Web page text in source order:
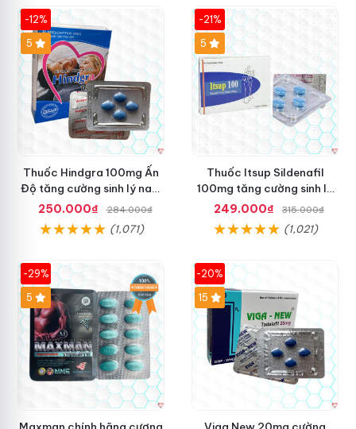
-12%
5
Thuốc Hindgra 100mg Ấn
Độ tăng cường sinh lý nam
hindgra-100 chống xts
cương dương
250.000₫ 284.000₫
(1,071)
-21%
5
Thuốc Itsup Sildenafil
100mg tăng cường sinh lý
kéo dài thời gian cho nam
249.000₫ 315.000₫
(1,021)
-29%
Hot
5
-20%
15